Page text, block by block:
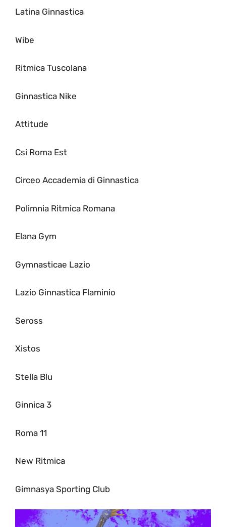
Latina Ginnastica
Wibe
Ritmica Tuscolana
Ginnastica Nike
Attitude
Csi Roma Est
Circeo Accademia di Ginnastica
Polimnia Ritmica Romana
Elana Gym
Gymnasticae Lazio
Lazio Ginnastica Flaminio
Seross
Xistos
Stella Blu
Ginnica 3
Roma 11
New Ritmica
Gimnasya Sporting Club